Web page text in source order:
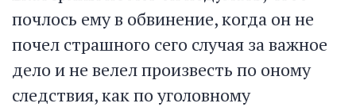
почлось ему в обвинение, когда он не
почел страшного сего случая за важное
дело и не велел произвесть по оному
следствия, как по уголовному